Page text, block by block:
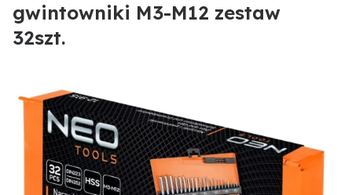
gwintowniki M3-M12 zestaw
32szt.